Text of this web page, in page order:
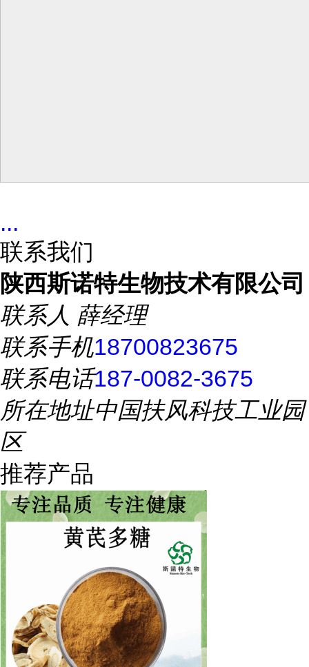
...
联系我们
陕西斯诺特生物技术有限公司
联系人 薛经理
联系手机18700823675
联系电话187-0082-3675
所在地址中国扶风科技工业园
区
推荐产品